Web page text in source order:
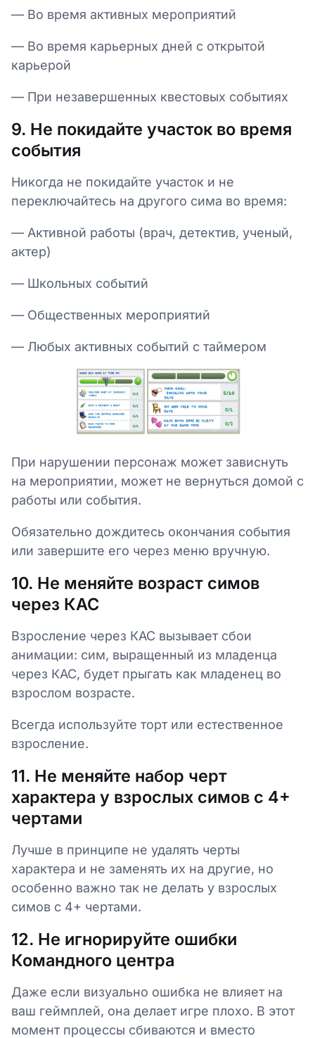
— Во время активных мероприятий
— Во время карьерных дней с открытой
карьерой
— При незавершенных квестовых событиях
9. Не покидайте участок во время
события
Никогда не покидайте участок и не
переключайтесь на другого сима во время:
— Активной работы (врач, детектив, ученый,
актер)
— Школьных событий
— Общественных мероприятий
— Любых активных событий с таймером
При нарушении персонаж может зависнуть
на мероприятии, может не вернуться домой с
работы или события.
Обязательно дождитесь окончания события
или завершите его через меню вручную.
10. Не меняйте возраст симов
через КАС
Взросление через КАС вызывает сбои
анимации: сим, выращенный из младенца
через КАС, будет прыгать как младенец во
взрослом возрасте.
Всегда используйте торт или естественное
взросление.
11. Не меняйте набор черт
характера у взрослых симов с 4+
чертами
Лучше в принципе не удалять черты
характера и не заменять их на другие, но
особенно важно так не делать у взрослых
симов с 4+ чертами.
12. Не игнорируйте ошибки
Командного центра
Даже если визуально ошибка не влияет на
ваш геймплей, она делает игре плохо. В этот
момент процессы сбиваются и вместо